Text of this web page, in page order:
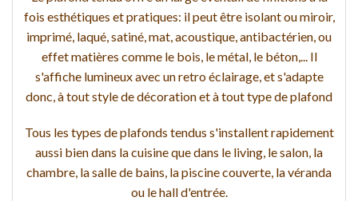
fois esthétiques et pratiques: il peut être isolant ou miroir,
imprimé, laqué, satiné, mat, acoustique, antibactérien, ou
effet matières comme le bois, le métal, le béton,... Il
s'affiche lumineux avec un retro éclairage, et s'adapte
donc, à tout style de décoration et à tout type de plafond
Tous les types de plafonds tendus s'installent rapidement
aussi bien dans la cuisine que dans le living, le salon, la
chambre, la salle de bains, la piscine couverte, la véranda
ou le hall d'entrée.